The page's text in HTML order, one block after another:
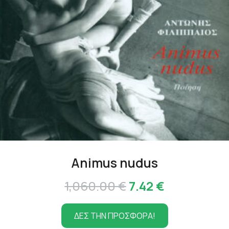
Animus nudus
1,060.00€Original
price
was:
7.42 €Η
τρέχουσα
τιμή
ΔΕΣ ΤΗΝ ΠΡΟΣΦΟΡΑ!